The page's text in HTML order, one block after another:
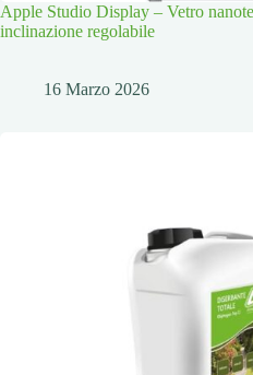
Apple Studio Display – Vetro
inclinazione regolabile
16 Marzo 2026